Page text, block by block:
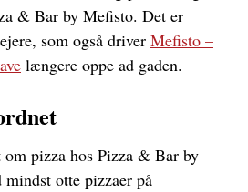
& Bar​ by Mefisto. Det er
som også driver Mefisto –
længere oppe ad gaden.
om pizza hos Pizza & Bar​ by
otte pizzaer på